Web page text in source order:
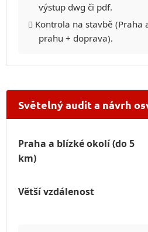
výstup dwg či pdf.
Kontrola na stavbě
prahu + doprava).
Světelný audit a návrh
Praha a blízké okolí (do 5
km)
Větší vzdálenost